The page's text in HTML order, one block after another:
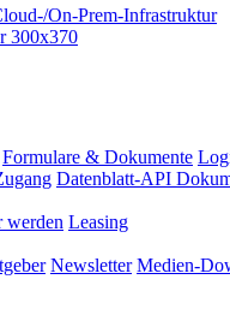
On-Prem-Infrastruktur
Formulare & Dokumente
Datenblatt-API
werden Leasing
Newsletter Medien-